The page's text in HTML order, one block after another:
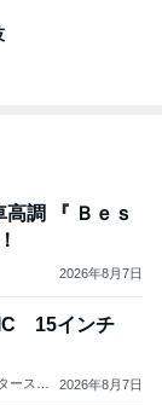
調 『 Ｂｅｓ
2026年8月7日
15インチ
ースの
2026年8月7日